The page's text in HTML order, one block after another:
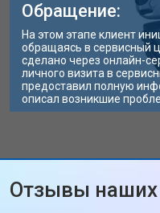
Замена микрофона
Замена оперативной
Прошивка BIOS ноутбука
Обращение:
На этом этапе клиент
обращаясь в сервисный
сделано через онлайн-
личного визита в
предоставил полную
описал возникшие
Отзывы наших